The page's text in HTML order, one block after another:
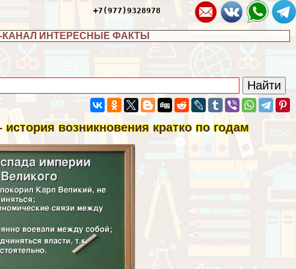
+7(977)9328978
КАНАЛ ИНТЕРЕСНЫЕ ФАКТЫ
возникновения кратко по годам